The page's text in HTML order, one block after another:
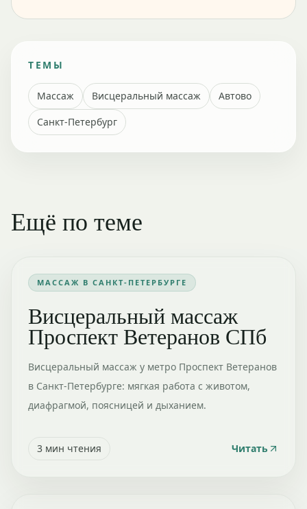
ТЕМЫ
Массаж Висцеральный массаж
Автово
Санкт-Петербург
Ещё по теме
МАССАЖ В САНКТ-ПЕТЕРБУРГЕ
Висцеральный массаж
Проспект Ветеранов СПб
Висцеральный массаж у метро Проспект Ветеранов
в Санкт-Петербурге: мягкая работа с животом,
диафрагмой, поясницей и дыханием.
3 мин чтения Читать